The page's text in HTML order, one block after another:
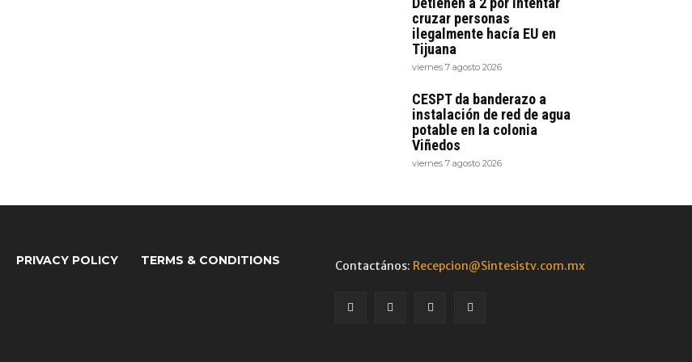
cruzar personas
ilegalmente hacía EU en
Tijuana
viernes 7 agosto 2026
CESPT da banderazo a
instalación de red de agua
potable en la colonia
Viñedos
viernes 7 agosto 2026
PRIVACY POLICY TERMS & CONDITIONS Contactános: Recepcion@Sintesistv.com.mx